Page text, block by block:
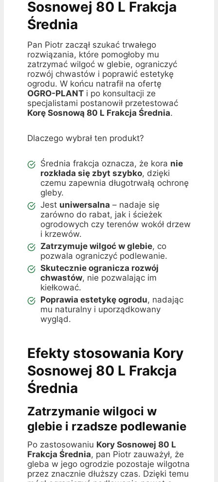
Sosnowej 80 L Frakcja
Średnia
Pan Piotr zaczął szukać trwałego
rozwiązania, które pomogłoby mu
zatrzymać wilgoć w glebie, ograniczyć
rozwój chwastów i poprawić estetykę
ogrodu. W końcu natrafił na ofertę
OGRO-PLANT i po konsultacji ze
specjalistami postanowił przetestować
Korę Sosnową 80 L Frakcja Średnia.
Dlaczego wybrał ten produkt?
Średnia frakcja oznacza, że kora nie
rozkłada się zbyt szybko, dzięki
czemu zapewnia długotrwałą ochronę
gleby.
Jest uniwersalna – nadaje się
zarówno do rabat, jak i ścieżek
ogrodowych czy terenów wokół drzew
i krzewów.
Zatrzymuje wilgoć w glebie, co
pozwala ograniczyć podlewanie.
Skutecznie ogranicza rozwój
chwastów, nie pozwalając im
kiełkować.
Poprawia estetykę ogrodu, nadając
mu naturalny i uporządkowany
wygląd.
Efekty stosowania Kory
Sosnowej 80 L Frakcja
Średnia
Zatrzymanie wilgoci w
glebie i rzadsze podlewanie
Po zastosowaniu Kory Sosnowej 80 L
Frakcja Średnia, pan Piotr zauważył, że
gleba w jego ogrodzie pozostaje wilgotna
przez znacznie dłuższy czas. Dzięki temu